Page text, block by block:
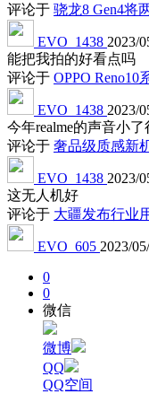
评论于 骁龙8 Gen4将
EVO_1438 2023/
能把我拍的好看点吗
评论于 OPPO
EVO_1438 2023/
今年realme的声音小
评论于 奢品级质感新
EVO_1438 2023/
这无人机好
评论于 大疆发布行业
EVO_605 2023/
0
0
微信
微博
QQ
QQ空间